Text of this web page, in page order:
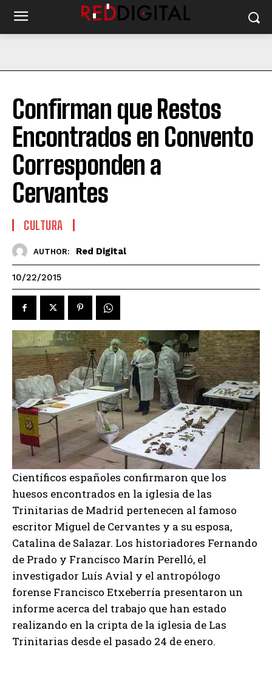
Confirman que Restos
Encontrados en Convento
Corresponden a
Cervantes
CULTURA
AUTHOR: Red Digital
10/22/2015
Científicos españoles confirmaron que los
huesos encontrados en la iglesia de las
Trinitarias de Madrid pertenecen al famoso
escritor Miguel de Cervantes y a su esposa,
Catalina de Salazar. Los historiadores Fernando
de Prado y Francisco Marín Perelló, el
investigador Luís Avial y el antropólogo
forense Francisco Etxeberría presentaron un
informe acerca del trabajo que han estado
realizando en la cripta de la iglesia de Las
Trinitarias desde el pasado 24 de enero.